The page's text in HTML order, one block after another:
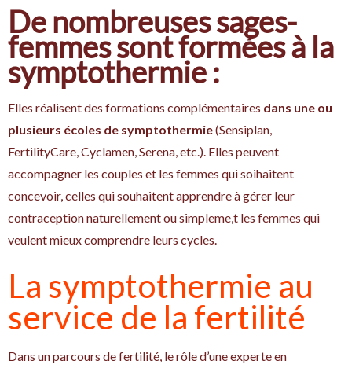
De nombreuses sages-
femmes sont formées à la
symptothermie :
Elles réalisent des formations complémentaires dans une ou
plusieurs écoles de symptothermie(Sensiplan,
FertilityCare, Cyclamen, Serena, etc.). Elles peuvent
accompagner les couples et les femmes qui soihaitent
concevoir, celles qui souhaitent apprendre à gérer leur
contraception naturellement ou simpleme,t les femmes qui
veulent mieux comprendre leurs cycles.
La symptothermie au
service de la fertilité
Dans un parcours de fertilité, le rôle d’une experte en